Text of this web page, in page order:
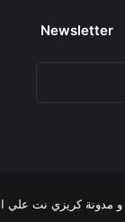
Newsletter
كريزي نت علي